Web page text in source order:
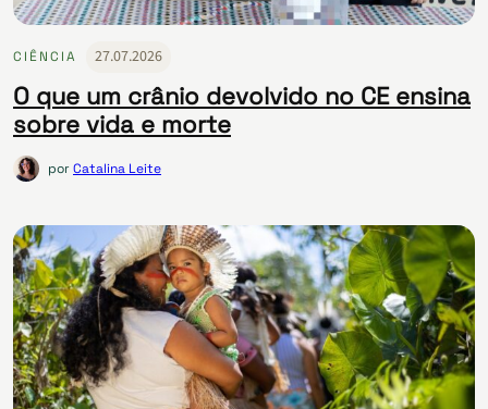
CIÊNCIA 27.07.2026
O que um crânio devolvido no CE ensina
sobre vida e morte
porCatalina Leite